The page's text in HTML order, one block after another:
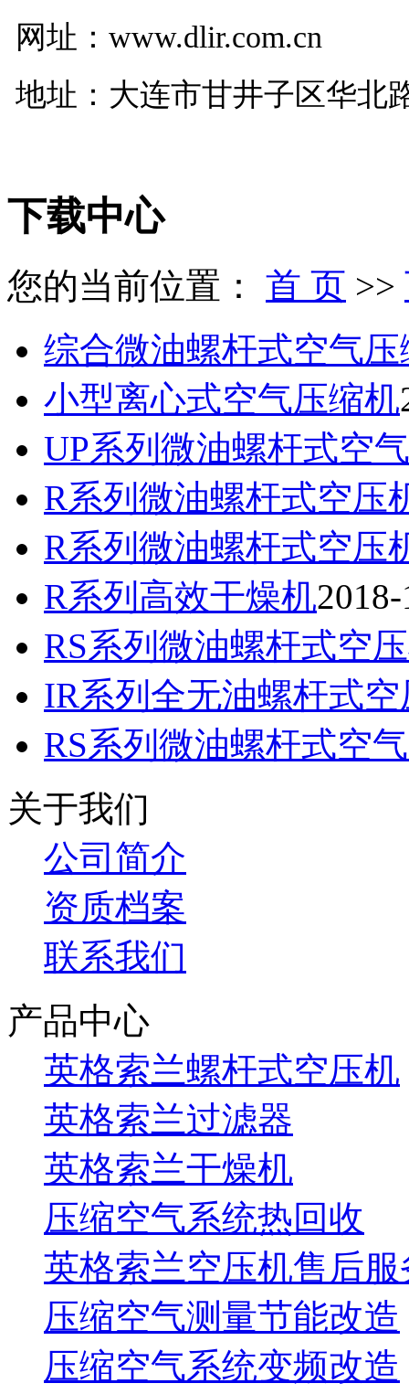
网址：www.dlir.com.cn
地址：大连市甘井子区华北
下载中心
您的当前位置： 首 页 >>
综合微油螺杆式空气
小型离心式空气压缩机
UP系列微油螺杆式空
R系列微油螺杆式空压
R系列微油螺杆式空压
R系列高效干燥机
RS系列微油螺杆式空
IR系列全无油螺杆式
RS系列微油螺杆式空
关于我们
公司简介
资质档案
联系我们
产品中心
英格索兰螺杆式空压机
英格索兰过滤器
英格索兰干燥机
压缩空气系统热回收
英格索兰空压机售后服
压缩空气测量节能改造
压缩空气系统变频改造